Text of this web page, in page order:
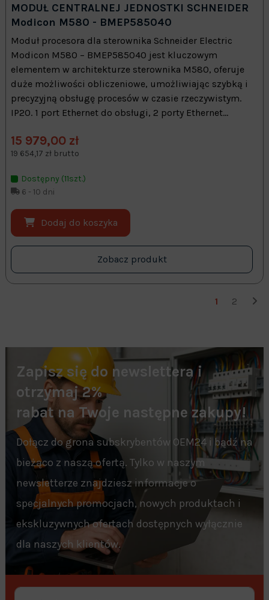
MODUŁ CENTRALNEJ JEDNOSTKI SCHNEIDER
Modicon M580 - BMEP585040
Moduł procesora dla sterownika Schneider Electric
Modicon M580 – BMEP585040 jest kluczowym
elementem w architekturze sterownika M580, oferuje
duże możliwości obliczeniowe, umożliwiając szybką i
precyzyjną obsługę procesów w czasie rzeczywistym.
IP20. 1 port Ethernet do obsługi, 2 porty Ethernet...
15 979,00 zł
19 654,17 zł brutto
Dostępny (11szt.)
6 - 10 dni
Dodaj do koszyka
Zobacz produkt
1 2
Zapisz się do newslettera i
otrzymaj 2%
rabat na Twoje następne zakupy!
Dołącz do grona subskrybentów OEM24 i bądź na
bieżąco z naszą ofertą. Tylko w naszym
newsletterze znajdziesz informacje o
specjalnych promocjach, nowych produktach i
ekskluzywnych ofertach dostępnych wyłącznie
dla naszych klientów.